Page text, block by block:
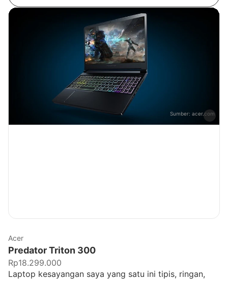
Sumber: acer.com
Acer
Predator Triton 300
Rp18.299.000
Laptop kesayangan saya yang satu ini tipis, ringan,